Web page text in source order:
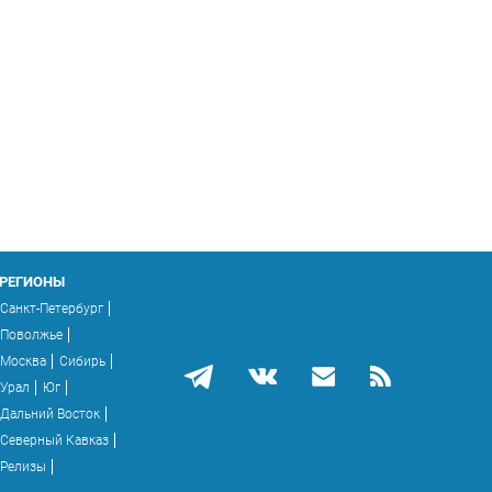
РЕГИОНЫ
Санкт-Петербург
Поволжье
Москва
Сибирь
Урал
Юг
Дальний Восток
Северный Кавказ
Релизы